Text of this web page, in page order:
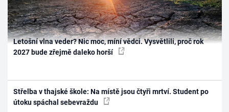
Letošní vlna veder? Nic moc, míní vědci. Vysvětlili, proč rok
2027 bude zřejmě daleko horší
Střelba v thajské škole: Na místě jsou čtyři mrtví. Student po
útoku spáchal sebevraždu